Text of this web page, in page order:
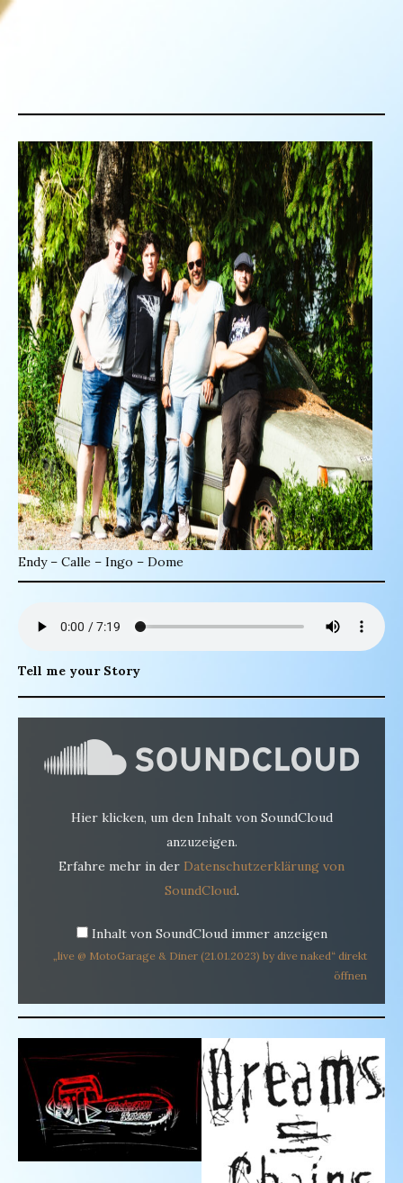
Endy – Calle – Ingo – Dome
Tell me your Story
Hier klicken, um den Inhalt von SoundCloud
anzuzeigen.
Erfahre mehr in der Datenschutzerklärung von
SoundCloud.
Inhalt von SoundCloud immer anzeigen
„live @ MotoGarage & Diner (21.01.2023) by dive naked“ direkt
öffnen